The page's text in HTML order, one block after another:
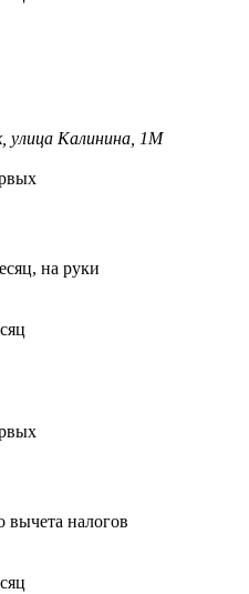
улица Калинина, 1М
на руки
вычета налогов